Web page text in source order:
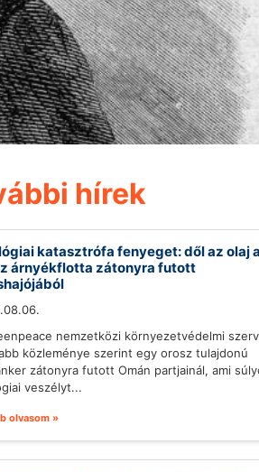
hírek
katasztrófa fenyeget: dől az olaj
árnyékflotta zátonyra futott
nemzetközi környezetvédelmi
közleménye szerint egy orosz tulajdonú
zátonyra futott Omán partjainál, ami
veszélyt...
olvasom »